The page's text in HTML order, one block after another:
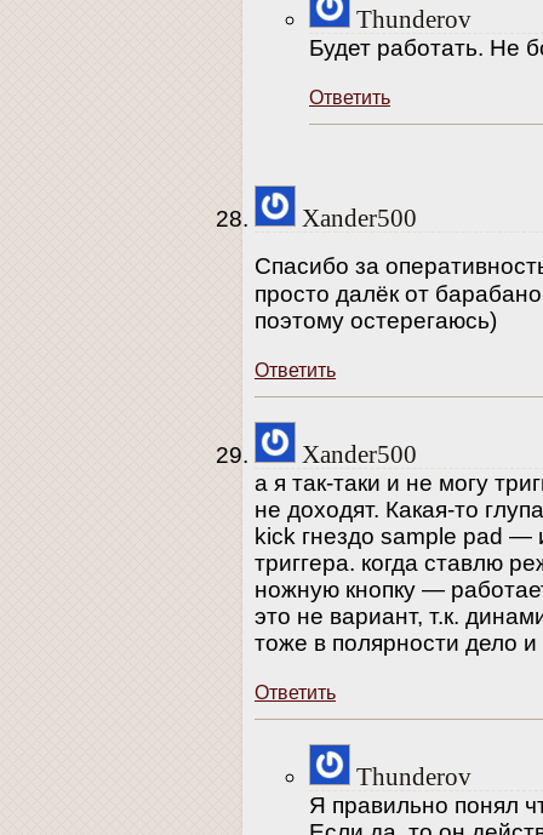
Thunderov
Будет работать. Не
Ответить
Xander500
Спасибо за
просто далёк от
поэтому остерегаюсь)
Ответить
Xander500
а я так-таки и не могу
не доходят. Какая-то
kick гнездо sample pad —
триггера. когда ставлю
ножную кнопку —
это не вариант, т.к.
тоже в полярности дело
Ответить
Thunderov
Я правильно понял